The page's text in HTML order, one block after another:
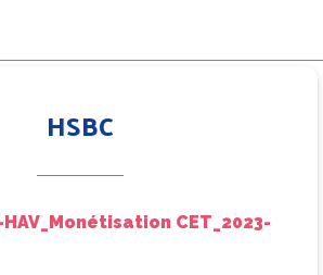
HSBC
HAV_Monétisation CET_2023-